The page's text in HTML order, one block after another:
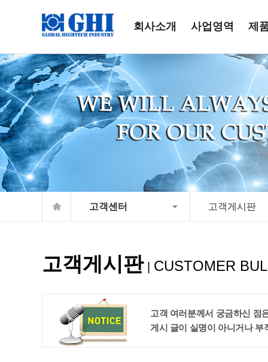
회사소개 사업영역 제
고객센터 고객게시판
고객게시판 CUSTOMER
고객 여러분께서 궁금하신 점
게시 글이 실명이 아니거나